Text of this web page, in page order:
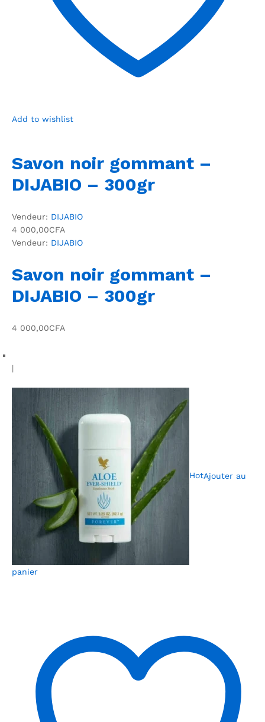
Add to wishlist
Savon noir gommant –
DIJABIO – 300gr
Vendeur: DIJABIO
4 000,00CFA
Vendeur: DIJABIO
Savon noir gommant –
DIJABIO – 300gr
4 000,00CFA
|
HotAjouter au
panier